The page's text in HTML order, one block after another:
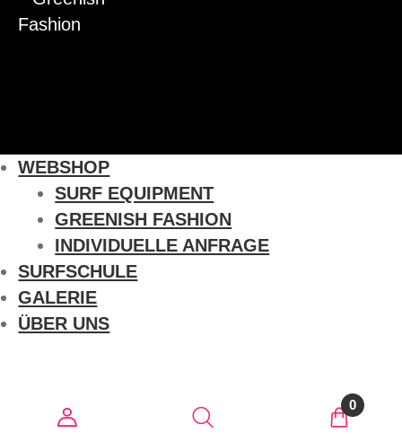
WEBSHOP
SURF EQUIPMENT
GREENISH FASHION
INDIVIDUELLE ANFRAGE
SURFSCHULE
GALERIE
ÜBER UNS
Suche nach:
Suchen 0